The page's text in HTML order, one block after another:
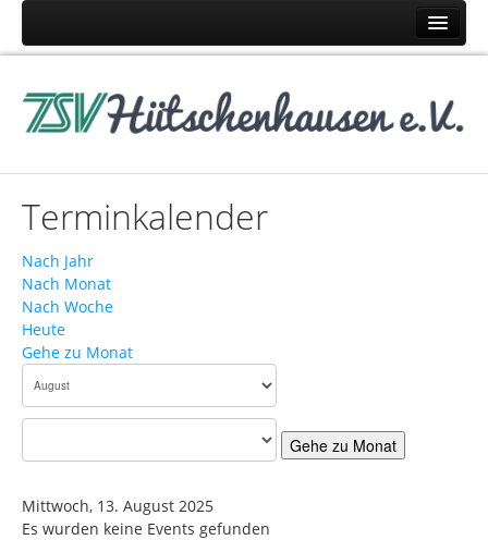
Home
Abteilungen
Judo
Karate
Pétanque
Tennis
Turnen
Volleyball
News
News Schach
Terminkalender
Nach Jahr
Nach Monat
Nach Woche
Heute
Gehe zu Monat
Gehe zu Monat
Mittwoch, 13. August 2025
Es wurden keine Events gefunden